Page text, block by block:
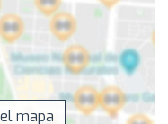
mapa